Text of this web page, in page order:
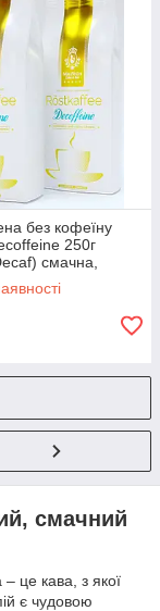
без кофеїну
250г
смачна,
смачний
це кава, з якої
є чудовою